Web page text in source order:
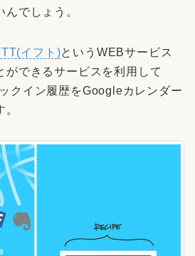
でしょう。
イフト)というWEBサービス
ができるサービスを利用して
クイン履歴をGoogleカレンダー